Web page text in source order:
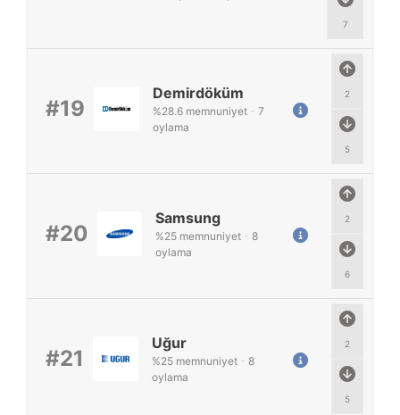
7
#19
2
5
Demirdöküm
%28.6memnuniyet - 7
oylama
#20
2
6
Samsung
%25memnuniyet - 8
oylama
#21
2
5
Uğur
%25memnuniyet - 8
oylama